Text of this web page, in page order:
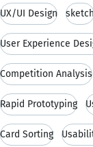
UX/UI Design
User Experience
Competition Analysis
Rapid Prototyping
Card Sorting